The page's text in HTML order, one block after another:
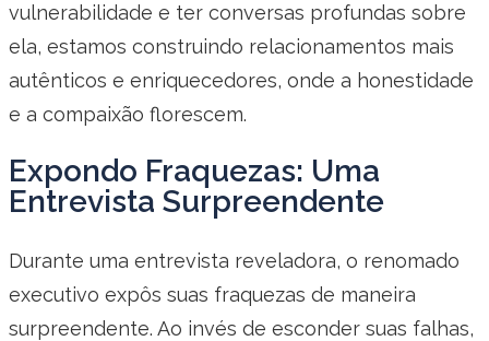
vulnerabilidade e ter conversas profundas sobre
ela, estamos construindo relacionamentos mais
autênticos e enriquecedores, onde a honestidade
e a compaixão florescem.
Expondo Fraquezas: Uma
Entrevista Surpreendente
Durante uma entrevista reveladora, o renomado
executivo expôs suas fraquezas de maneira
surpreendente. Ao invés de esconder suas falhas,